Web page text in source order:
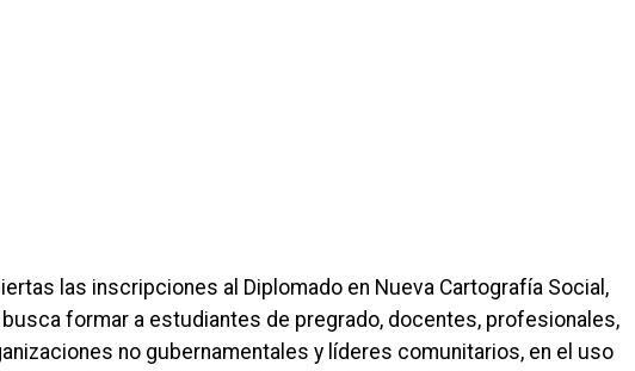
las inscripciones al Diplomado en Nueva Cartografía Social,
formar a estudiantes de pregrado, docentes, profesionales,
no gubernamentales y líderes comunitarios, en el uso